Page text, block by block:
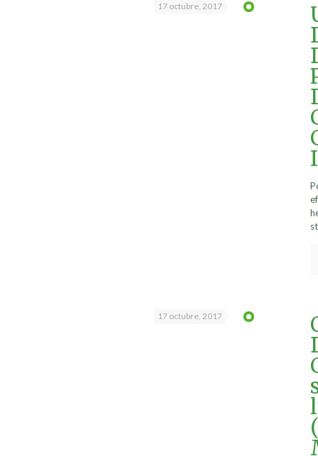
17 octubre, 2017
17 octubre, 2017